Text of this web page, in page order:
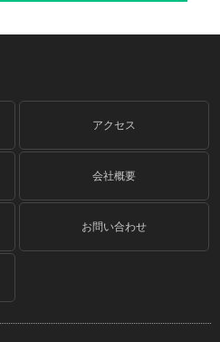
アクセス
会社概要
お問い合わせ